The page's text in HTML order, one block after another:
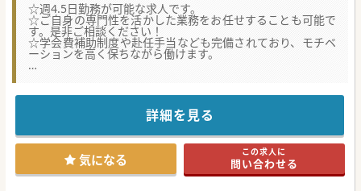
☆週4.5日勤務が可能な求人です。
☆ご自身の専門性を活かした業務をお任せすることも可能で
す。是非ご相談ください！
☆学会費補助制度や赴任手当なども完備されており、モチベ
ーションを高く保ちながら働けます。
患者様に温かい医療を提供するための医師募集です。
■現在在籍している医師の高齢化に伴い、将来の診療体制を
見据えて新たな力となってくださる先生を求めます。
■患者様や医療スタッフと良好なコミュニケーションを取り
ながら、地域医療を支えていただける人材が必要です。
【職場環境と雰囲気】
■最寄り駅から徒歩圏内でアクセスも良好であり、通勤の負
詳細を見る
気になる この求人に
問い合わせる